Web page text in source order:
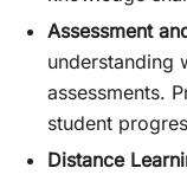
Assessment
understanding
assessments.
student
Distance